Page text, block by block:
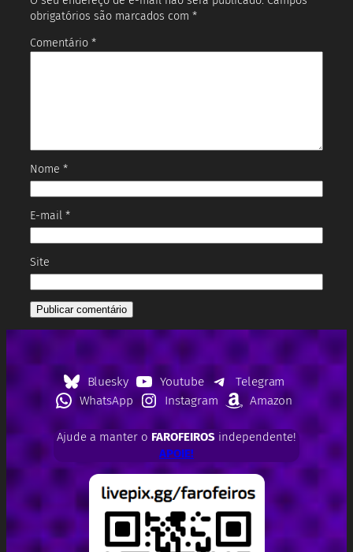
obrigatórios são marcados com *
Comentário *
Nome *
E-mail *
Site
Bluesky Youtube
Telegram
WhatsApp
Instagram Amazon
Ajude a manter o FAROFEIROSindependente!
APOIE!